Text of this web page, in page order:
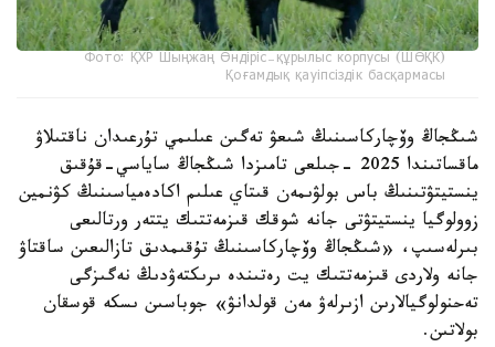
Фото: ҚХР Шыңжаң Өндіріс-құрылыс корпусы (ШӨҚК)
Қоғамдық қауіпсіздік басқармасы
شىڭجاڭ وۆچاركاسىنىڭ شىعۋ تەگىن عىلىمي تۇرعىدان ناقتىلاۋ
ماقساتىندا 2025 -جىلعى تامىزدا شىڭجاڭ ساياسي-قۇقىق
ينستيتۋتىنىڭ باس بولۋىمەن قىتاي عىلىم اكادەمياسىنىڭ كۋنمين
زوولوگيا ينستيتۋتى جانە شوقك قىزمەتتىك يتتەر ورتالىعى
بىرلەسىپ، «شىڭجاڭ وۆچاركاسىنىڭ تۇقىمدىق تازالىعىن ساقتاۋ
جانە ولاردى قىزمەتتىك يت رەتىندە ىرىكتەۋدىڭ نەگىزگى
تەحنولوگيالارىن ازىرلەۋ مەن قولدانۋ» جوباسىن ىسكە قوسقان
بولاتىن.